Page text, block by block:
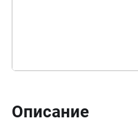
Описание